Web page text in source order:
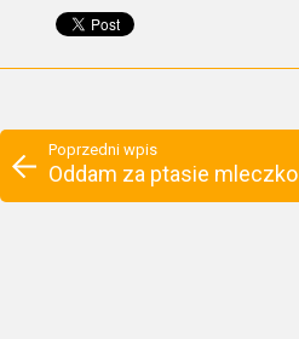
Poprzedni wpis
Oddam za ptasie mleczko